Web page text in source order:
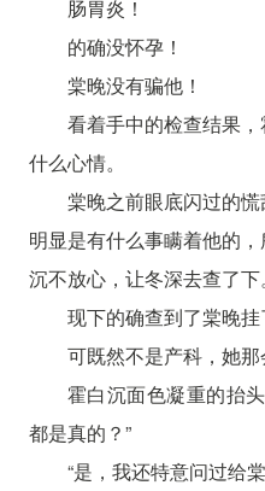
肠胃炎！
的确没怀孕！
棠晚没有骗他！
看着手中的检查结果
什么心情。
棠晚之前眼底闪过的
明显是有什么事瞒着他的
沉不放心，让冬深去查了下。
现下的确查到了棠晚挂
可既然不是产科，她
霍白沉面色凝重的抬
都是真的？”
“是，我还特意问过给